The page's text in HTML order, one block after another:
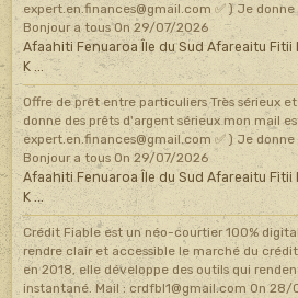
expert.en.finances@gmail.com ✅ ) Je
Bonjour a tous On 29/07/2026
Afaahiti Fenuaroa Île du Sud Afareaitu Fitii
K ...
Offre de prêt entre particuliers Très sérieux
donne des prêts d'argent sérieux mon mail
expert.en.finances@gmail.com ✅ ) Je
Bonjour a tous On 29/07/2026
Afaahiti Fenuaroa Île du Sud Afareaitu Fitii
K ...
Crédit Fiable est un néo-courtier 100%
rendre clair et accessible le marché du
en 2018, elle développe des outils qui
instantané. Mail : crdfbl1@gmail.com On 28/